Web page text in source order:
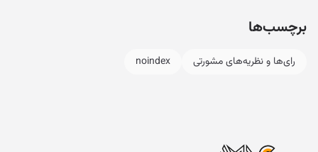
برچسب‌ها
رای‌ها و نظریه‌های مشورتی noindex